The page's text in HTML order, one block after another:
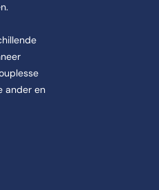
ander en